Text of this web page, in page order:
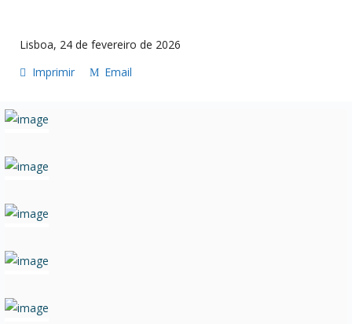
Lisboa, 24 de fevereiro de 2026
Imprimir
Email